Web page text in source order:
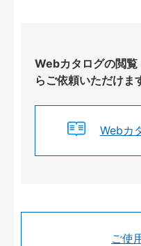
Webカタログの閲覧
らご依頼いただけま
Webカ
ご使